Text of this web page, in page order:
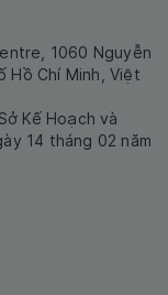
1060 Nguyễn
Hồ Chí Minh, Việt
Kế Hoạch và
14 tháng 02 năm